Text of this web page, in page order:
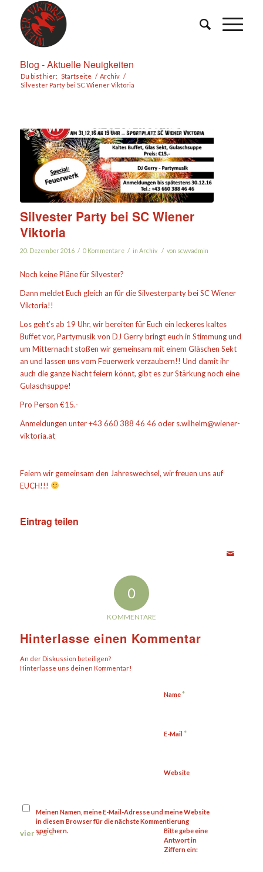
Blog - Aktuelle Neuigkeiten
Du bist hier: Startseite / Archiv /
Silvester Party bei SC Wiener Viktoria
Silvester Party bei SC Wiener
Viktoria
20. Dezember 2016 / 0 Kommentare / in Archiv / von scwvadmin
Noch keine Pläne für Silvester?
Dann meldet Euch gleich an für die Silvesterparty bei SC Wiener
Viktoria!!
Los geht’s ab 19 Uhr, wir bereiten für Euch ein leckeres kaltes
Buffet vor, Partymusik von DJ Gerry bringt euch in Stimmung und
um Mitternacht stoßen wir gemeinsam mit einem Gläschen Sekt
an und lassen uns vom Feuerwerk verzaubern!! Und damit ihr
auch die ganze Nacht feiern könnt, gibt es zur Stärkung noch eine
Gulaschsuppe!
Pro Person €15.-
Anmeldungen unter +43 660 388 46 46 oder s.wilhelm@wiener-
viktoria.at
Feiern wir gemeinsam den Jahreswechsel, wir freuen uns auf
EUCH!!!
Eintrag teilen
0
KOMMENTARE
Hinterlasse einen Kommentar
An der Diskussion beteiligen?
Hinterlasse uns deinen Kommentar!
Name*
E-Mail*
Website
Meinen Namen, meine E-Mail-Adresse und meine Website
in diesem Browser für die nächste Kommentierung
speichern.
Bitte gebe eine
Antwort in
Ziffern ein:
vier × 5 =